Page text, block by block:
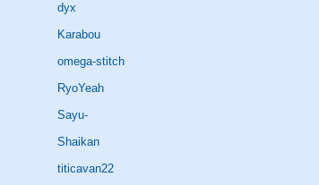
dyx
Karabou
omega-stitch
RyoYeah
Sayu-
Shaikan
titicavan22